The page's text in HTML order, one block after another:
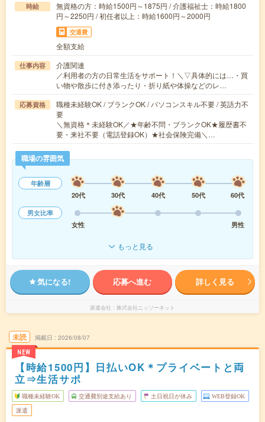
時給
無資格の方：時給1500円～1875円 / 介護福祉士：時給1800
円～2250円 / 初任者以上：時給1600円～2000円
交通費
全額支給
仕事内容
介護関連
／利用者の方の日常生活をサポート！＼▽具体的には…・買
い物や散歩に付き添ったり・折り紙や体操などのレ…
応募資格
職種未経験OK / ブランクOK / パソコンスキル不要 / 英語力不
要
＼無資格＊未経験OK／★年齢不問・ブランクOK★履歴書不
要・来社不要（電話登録OK）★社会保険完備＼…
職場の雰囲気
年齢層
20代
30代 40代 50代
60代
男女比率
女性
男性
もっと見る
気になる! 応募へ進む 詳しく見る
派遣会社 株式会社ニッソーネット
未読
NEW
掲載日 2026/08/07
【時給1500円】日払いOK＊プライベートと両
立⇒生活サポ
職種未経験OK 交通費別途支給あり 土日祝日が休み WEB登録OK
派遣